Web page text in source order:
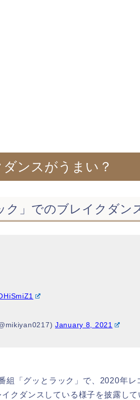
ダンスがうまい？
ク」でのブレイクダン
January 8, 2021
組「グッとラック」で、2020年レ
クダンスしている様子を披露して